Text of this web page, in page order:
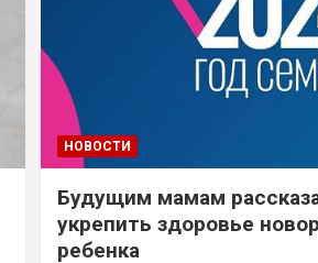
НОВОСТИ
Будущим мамам
укрепить здоровье
ребенка